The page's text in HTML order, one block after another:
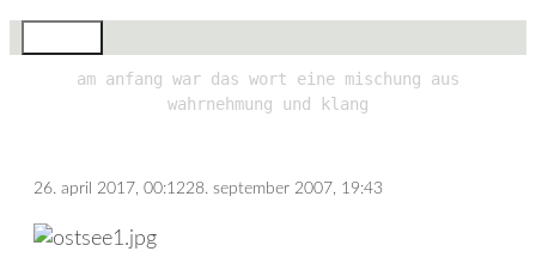
am anfang war das wort eine mischung aus
wahrnehmung und klang
26. april 2017, 00:1228. september 2007, 19:43